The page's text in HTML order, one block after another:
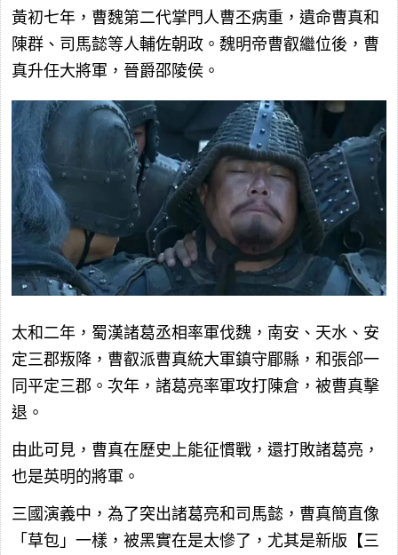
黃初七年，曹魏第二代掌門人曹丕病重，遺命曹真和
陳群、司馬懿等人輔佐朝政。魏明帝曹叡繼位後，曹
真升任大將軍，晉爵邵陵侯。
太和二年，蜀漢諸葛丞相率軍伐魏，南安、天水、安
定三郡叛降，曹叡派曹真統大軍鎮守郿縣，和張郃一
同平定三郡。次年，諸葛亮率軍攻打陳倉，被曹真擊
退。
由此可見，曹真在歷史上能征慣戰，還打敗諸葛亮，
也是英明的將軍。
三國演義中，為了突出諸葛亮和司馬懿，曹真簡直像
「草包」一樣，被黑實在是太慘了，尤其是新版【三